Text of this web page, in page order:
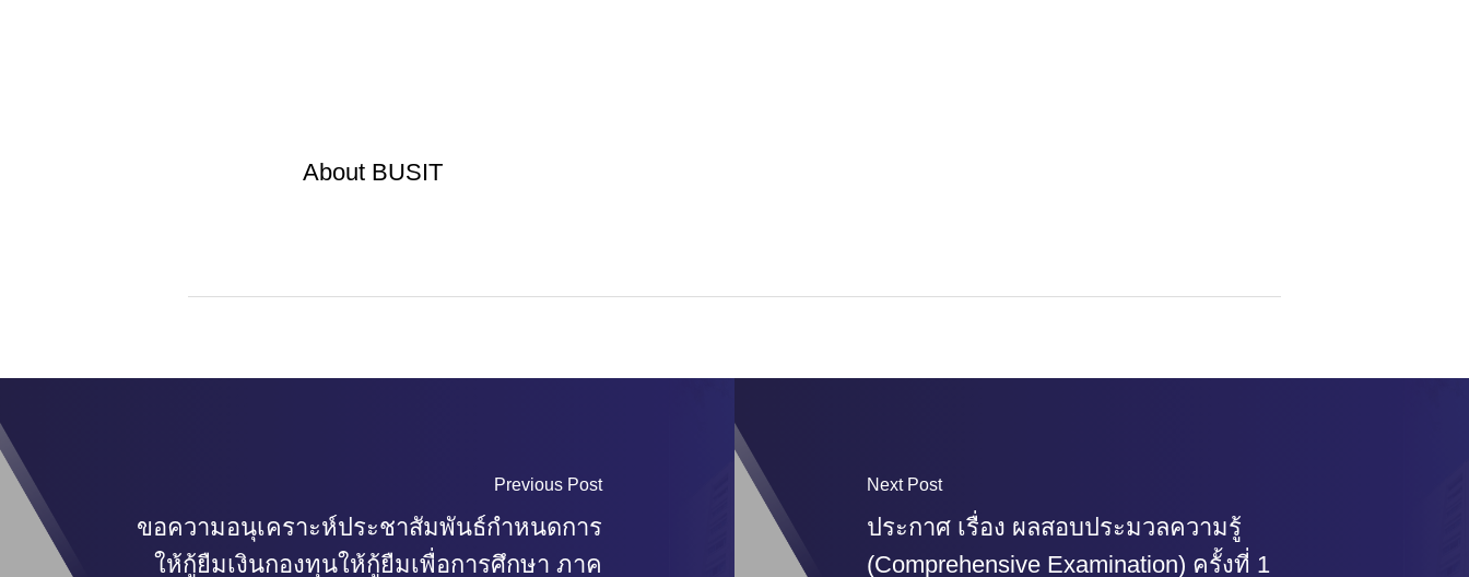
About BUSIT
Previous Post
ขอความอนุเคราะห์ประชาสัมพันธ์กำหนดการ
ให้กู้ยืมเงินกองทุนให้กู้ยืมเพื่อการศึกษา ภาค
Next Post
ประกาศ เรื่อง ผลสอบประมวลความรู้
(Comprehensive Examination) ครั้งที่ 1